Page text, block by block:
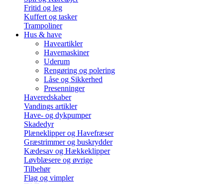
Fritid og leg
Kuffert og tasker
Trampoliner
Hus & have
Haveartikler
Havemaskiner
Uderum
Rengøring og polering
Låse og Sikkerhed
Presenninger
Haveredskaber
Vandings artikler
Have- og dykpumper
Skadedyr
Plæneklipper og Havefræser
Græstrimmer og buskrydder
Kædesav og Hækkeklipper
Løvblæsere og øvrige
Tilbehør
Flag og vimpler